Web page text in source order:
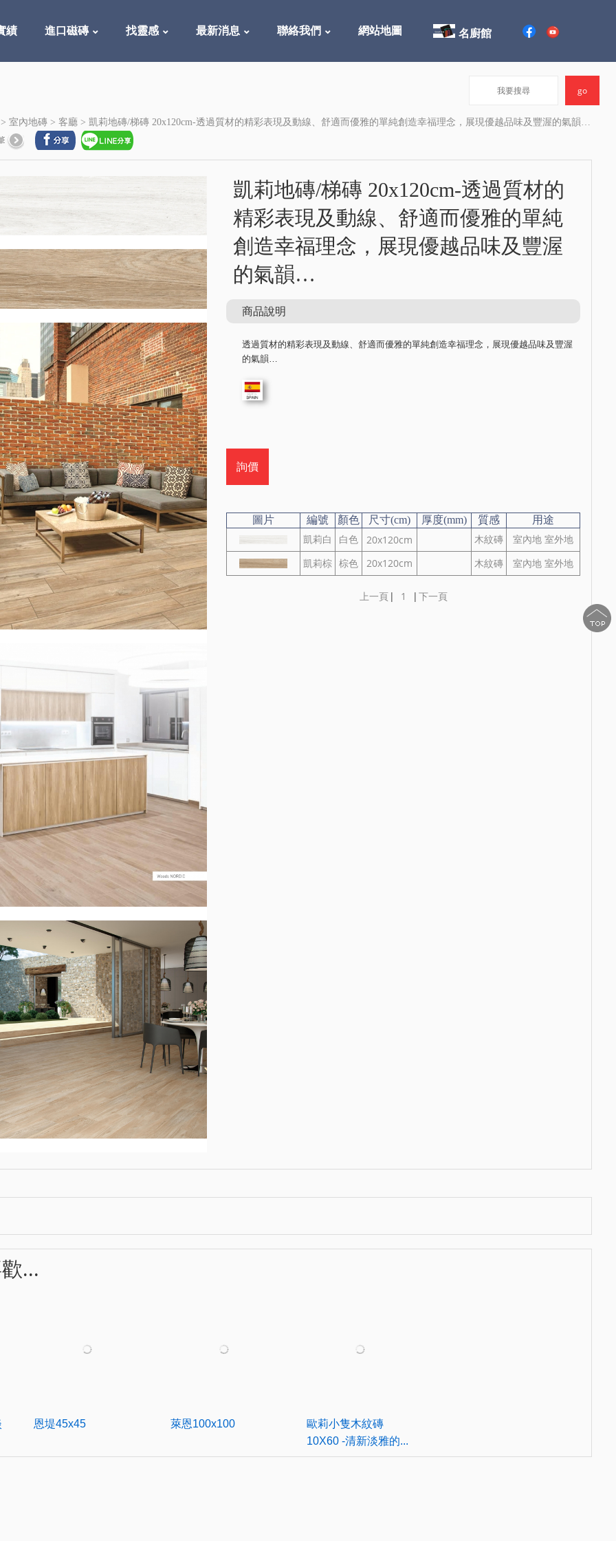
績 進口磁磚 找靈感 最新消息 聯絡我們 網站地圖 名廚館
>室內地磚 >客廳 > 凱莉地磚/梯磚 20x120cm-透過質材的精彩表現及動線、舒適而優雅的單純創造幸福理念，展現優越品味及豐渥的氣韻…
凱莉地磚/梯磚 20x120cm-透過質材的
精彩表現及動線、舒適而優雅的單純
創造幸福理念，展現優越品味及豐渥
的氣韻…
商品說明
透過質材的精彩表現及動線、舒適而優雅的單純創造幸福理念，展現優越品味及豐渥
的氣韻…
詢價
圖片 編號 顏色 尺寸(cm) 厚度(mm) 質感 用途
凱莉白 白色 20x120cm 木紋磚
室內地 室外地
凱莉棕 棕色 20x120cm 木紋磚 室內地 室外地
上一頁 | 1 | 下一頁
...
恩堤45x45